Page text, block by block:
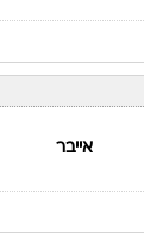
אייבר